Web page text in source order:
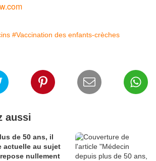
#Vaccination des enfants-crèches
aussi
de 50 ans, il
actuelle au sujet
nullement